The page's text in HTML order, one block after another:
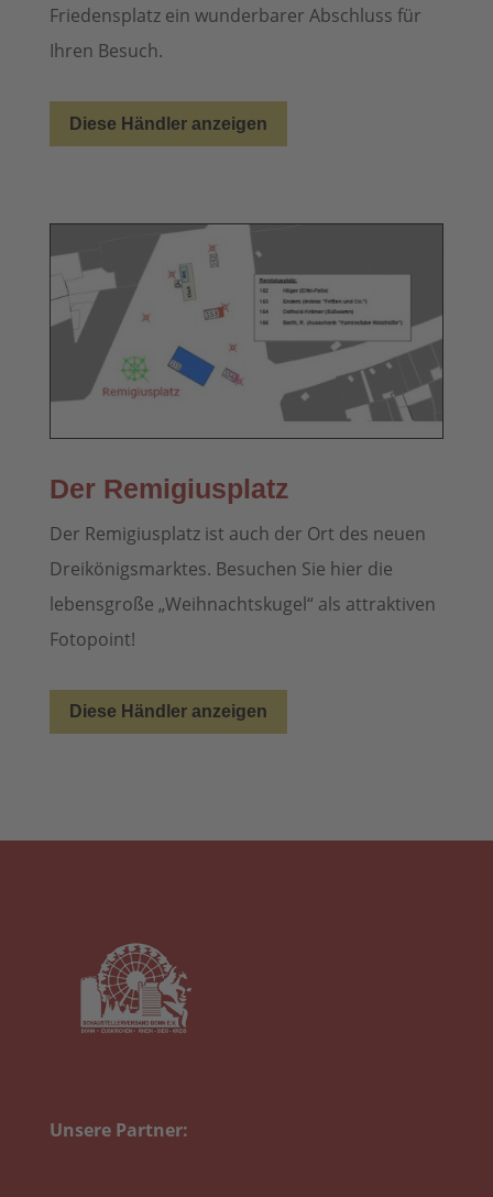
Friedensplatz ein wunderbarer Abschluss für
Ihren Besuch.
Diese Händler anzeigen
Der Remigiusplatz
Der Remigiusplatz ist auch der Ort des neuen
Dreikönigsmarktes. Besuchen Sie hier die
lebensgroße „Weihnachtskugel“ als attraktiven
Fotopoint!
Diese Händler anzeigen
Unsere Partner: